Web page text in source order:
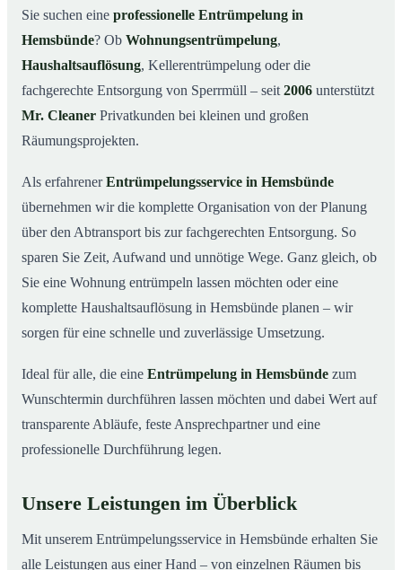
03Was kostet eine Entrümpelung in Hemsbünde?
04Warum Mr. Cleaner in Hemsbünde?
05Typische Anlässe für eine Entrümpelung
Jetzt Angebot einholen
Profis
Sie suchen eine professionelle Entrümpelung in
Hemsbünde? Ob Wohnungsentrümpelung,
Haushaltsauflösung, Kellerentrümpelung oder die
fachgerechte Entsorgung von Sperrmüll – seit 2006 unterstützt
Mr. Cleaner Privatkunden bei kleinen und großen
Räumungsprojekten.
Als erfahrenerEntrümpelungsservice in Hemsbünde
übernehmen wir die komplette Organisation von der Planung
über den Abtransport bis zur fachgerechten Entsorgung. So
sparen Sie Zeit, Aufwand und unnötige Wege. Ganz gleich, ob
Sie eine Wohnung entrümpeln lassen möchten oder eine
komplette Haushaltsauflösung in Hemsbünde planen – wir
sorgen für eine schnelle und zuverlässige Umsetzung.
Ideal für alle, die eine Entrümpelung in Hemsbünde zum
Wunschtermin durchführen lassen möchten und dabei Wert auf
transparente Abläufe, feste Ansprechpartner und eine
professionelle Durchführung legen.
Unsere Leistungen im Überblick
Mit unserem Entrümpelungsservice in Hemsbünde erhalten Sie
alle Leistungen aus einer Hand – von einzelnen Räumen bis